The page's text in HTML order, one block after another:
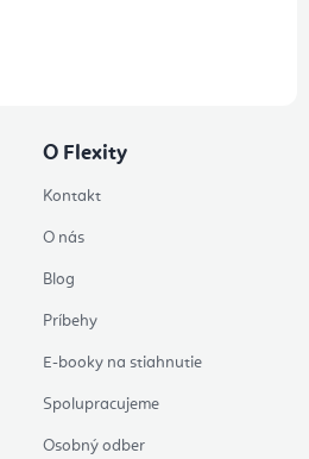
O Flexity
Kontakt
O nás
Blog
Príbehy
E-booky na stiahnutie
Spolupracujeme
Osobný odber